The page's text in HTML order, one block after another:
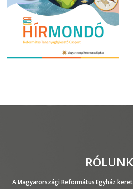
RÓLUNK
A Magyarországi Református Egyház